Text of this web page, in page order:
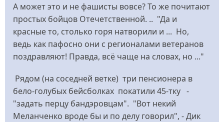
А может это и не фашисты вовсе? То же почитают
простых бойцов Отечетственной. .. "Да и
красные то, столько горя натворили и ... Но,
ведь как пафосно они с регионалами ветеранов
поздравляют! Правда, всё чаще на словах, но ..."
Рядом (на соседней ветке) три пенсионера в
бело-голубых бейсболках покатили 45-тку -
"задать перцу бандэровцам". "Вот некий
Меланченко вроде бы и по делу говорил", - Дик